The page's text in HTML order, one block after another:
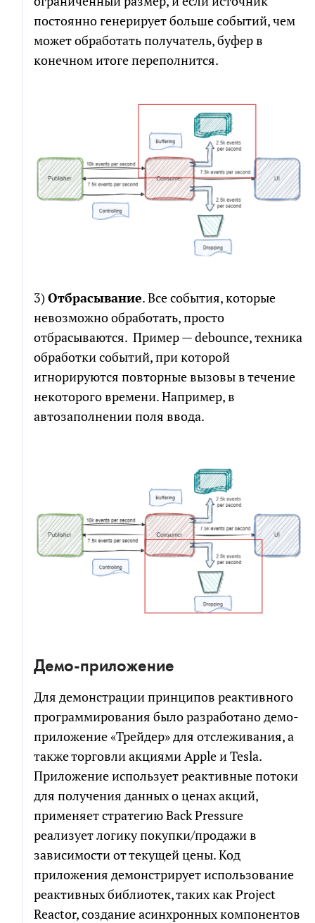
постоянно генерирует больше событий, чем
может обработать получатель, буфер в
конечном итоге переполнится.
3)Отбрасывание. Все события, которые
невозможно обработать, просто
отбрасываются. Пример — debounce, техника
обработки событий, при которой
игнорируются повторные вызовы в течение
некоторого времени. Например, в
автозаполнении поля ввода.
Демо-приложение
Для демонстрации принципов реактивного
программирования было разработано демо-
приложение «Трейдер» для отслеживания, а
также торговли акциями Apple и Tesla.
Приложение использует реактивные потоки
для получения данных о ценах акций,
применяет стратегию Back Pressure
реализует логику покупки/продажи в
зависимости от текущей цены. Код
приложения демонстрирует использование
реактивных библиотек, таких как Project
Reactor, создание асинхронных компонентов